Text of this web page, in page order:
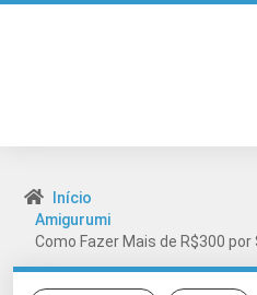
Início
Amigurumi
Como Fazer Mais de R$300